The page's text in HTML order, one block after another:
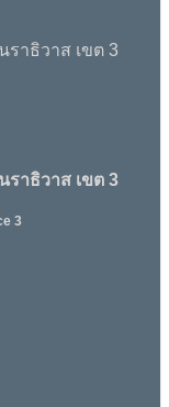
าธิวาส เขต 3
าธิวาส เขต 3
3